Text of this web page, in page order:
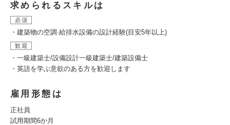
求められるスキルは
必須
・建築物の空調·給排水設備の設計経験(目安5年以上)
歓迎
・一級建築士/設備設計一級建築士/建築設備士
・英語を学ぶ意欲のある方を歓迎します
雇用形態は
正社員
試用期間6か月